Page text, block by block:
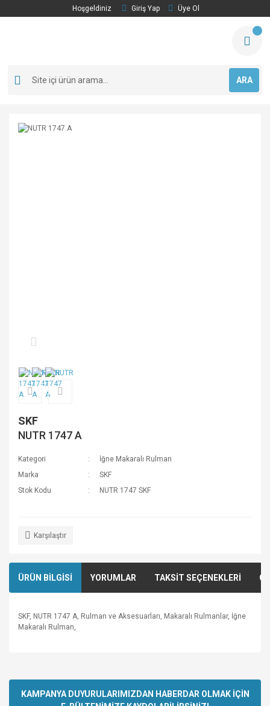
Hoşgeldiniz Giriş Yap Üye Ol
ARA
SKF
NUTR 1747 A
Kategori
İğne Makaralı Rulman
Marka
SKF
Stok Kodu
NUTR 1747 SKF
Karşılaştır
ÜRÜN BİLGİSİ YORUMLAR TAKSİT SEÇENEKLERİ
SKF, NUTR 1747 A, Rulman ve Aksesuarları, Makaralı Rulmanlar, İğne
Makaralı Rulman,
kullanarak tarafımıza iletebilirsiniz.
Görüş ve önerileriniz için teşekkür ederiz.
KAMPANYA DUYURULARIMIZDAN HABERDAR OLMAK İÇİN